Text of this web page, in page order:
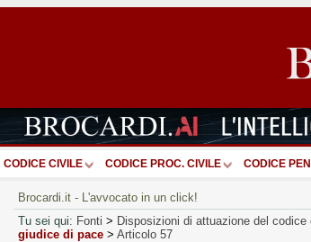
CODICE CIVILE CODICE PROC. CIVILE CODICE
Brocardi.it - L'avvocato in un click!
Tu sei qui: Fonti > Disposizioni di attuazione del codice
giudice di pace > Articolo 57